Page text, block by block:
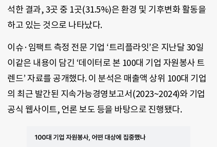
석한 결과, 3곳 중 1곳(31.5%)은 환경 및 기후변화 활동을
하고 있는 것으로 나타났다.
이슈·임팩트 측정 전문 기업 ‘트리플라잇’은 지난달 30일
이같은 내용이 담긴 ‘데이터로 본 100대 기업 자원봉사 트
렌드’ 자료를 공개했다. 이 분석은 매출액 상위 100대 기업
의 최근 발간된 지속가능경영보고서(2023~2024)와 기업
공식 웹사이트, 언론 보도 등을 바탕으로 진행됐다.